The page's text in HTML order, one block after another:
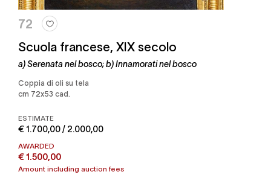
72
Scuola francese, XIX secolo
a) Serenata nel bosco; b) Innamorati nel bosco
coppia di oli su tela
cm 72x53 cad.
ESTIMATE
€ 1.700,00 / 2.000,00
AWARDED
€ 1.500,00
Amount including auction fees